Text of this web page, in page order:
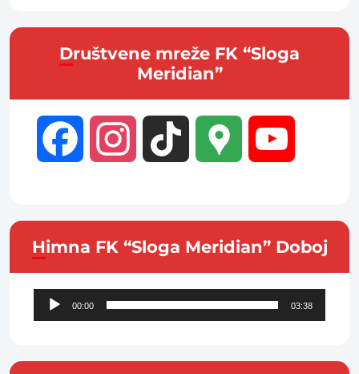
Društvene mreže FK “Sloga
Meridian”
Facebook Instagram TikTok Google
Himna FK “Sloga Meridian” Doboj
Audio
Player
00:00 03:38